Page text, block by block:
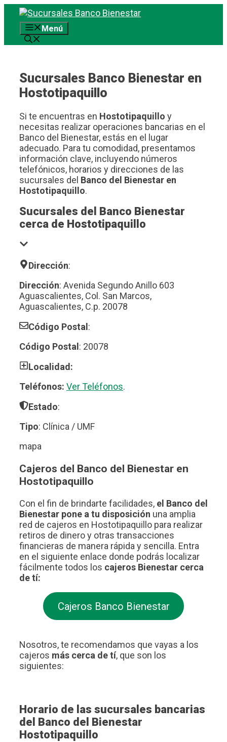
Saltar
contenidoMenú
Sucursales Banco Bienestar en
Hostotipaquillo
Si te encuentras en Hostotipaquillo y
necesitas realizar operaciones bancarias en el
Banco del Bienestar, estás en el lugar
adecuado. Para tu comodidad, presentamos
información clave, incluyendo números
telefónicos, horarios y direcciones de las
sucursales del Banco del Bienestar en
Hostotipaquillo.
Sucursales del Banco Bienestar
cerca de Hostotipaquillo
Dirección:
Dirección: Avenida Segundo Anillo 603
Aguascalientes, Col. San Marcos,
Aguascalientes, C.p. 20078
Código Postal :
Código Postal : 20078
Localidad:
Teléfonos: Ver Teléfonos.
Estado:
Tipo: Clínica / UMF
mapa
Cajeros del Banco del Bienestar en
Hostotipaquillo
Con el fin de brindarte facilidades, el Banco del
Bienestar pone a tu disposición una amplia
red de cajeros en Hostotipaquillo para realizar
retiros de dinero y otras transacciones
financieras de manera rápida y sencilla. Entra
en el siguiente enlace donde podrás localizar
fácilmente todos los cajeros Bienestar cerca
de tí:
Cajeros Banco Bienestar
Nosotros, te recomendamos que vayas a los
cajeros más cerca de tí, que son los
siguientes:
Horario de las sucursales bancarias
del Banco del Bienestar
Hostotipaquillo